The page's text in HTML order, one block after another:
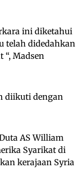
ini diketahui
telah didedahkan
Madsen
diikuti dengan
AS William
Syarikat di
kerajaan Syria